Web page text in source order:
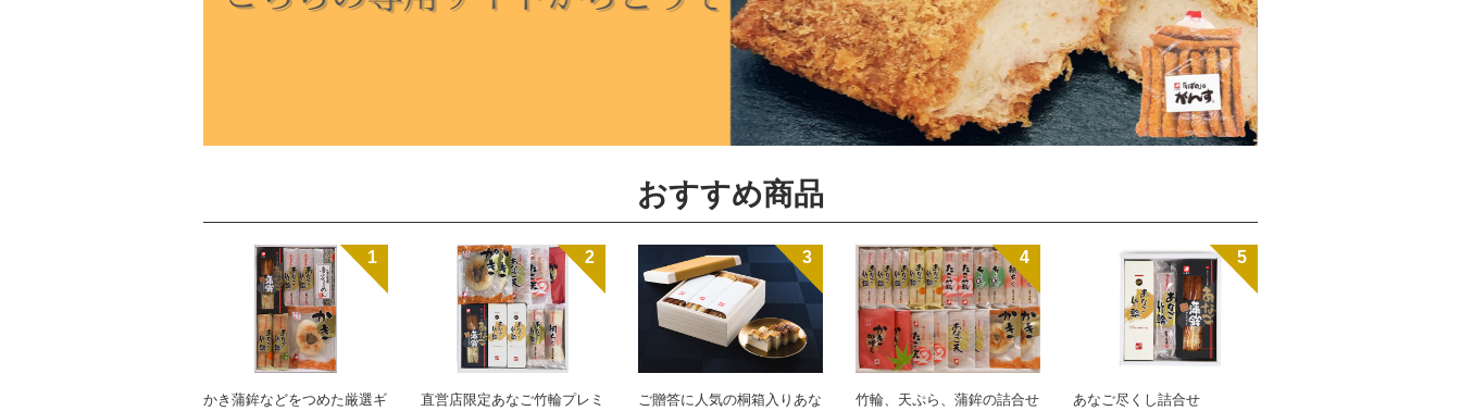
おすすめ商品
1
かき蒲鉾などをつめた厳選ギ
2
直営店限定あなご竹輪プレミ
3
ご贈答に人気の桐箱入りあな
4
竹輪、天ぷら、蒲鉾の詰合せ
5
あなご尽くし詰合せ